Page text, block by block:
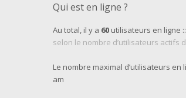
Qui est en ligne ?
Au total, il y a 60 utilisateurs en ligne
selon le nombre d’utilisateurs actifs
Le nombre maximal d’utilisateurs
am